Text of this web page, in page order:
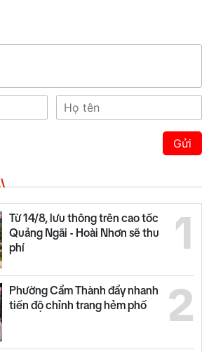
Gửi
1
Từ 14/8, lưu thông trên cao tốc
Quảng Ngãi - Hoài Nhơn sẽ thu
phí
2
Phường Cẩm Thành đẩy nhanh
tiến độ chỉnh trang hẻm phố